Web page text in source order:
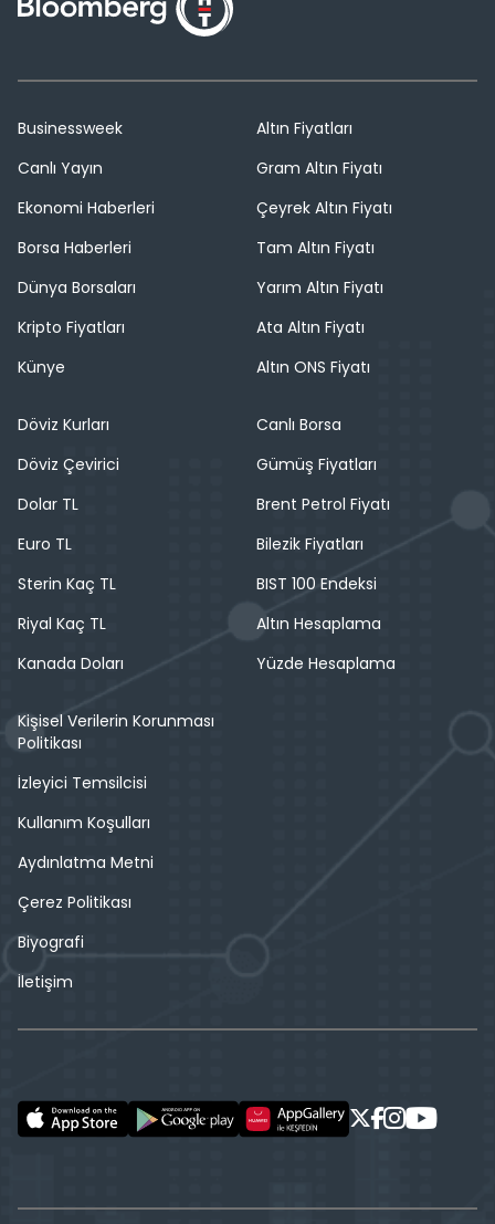
Businessweek
Canlı Yayın
Ekonomi Haberleri
Borsa Haberleri
Dünya Borsaları
Kripto Fiyatları
Künye
Altın Fiyatları
Gram Altın Fiyatı
Çeyrek Altın Fiyatı
Tam Altın Fiyatı
Yarım Altın Fiyatı
Ata Altın Fiyatı
Altın ONS Fiyatı
Döviz Kurları
Döviz Çevirici
Dolar TL
Euro TL
Sterin Kaç TL
Riyal Kaç TL
Kanada Doları
Canlı Borsa
Gümüş Fiyatları
Brent Petrol Fiyatı
Bilezik Fiyatları
BIST 100 Endeksi
Altın Hesaplama
Yüzde Hesaplama
Kişisel Verilerin Korunması
Politikası
İzleyici Temsilcisi
Kullanım Koşulları
Aydınlatma Metni
Çerez Politikası
Biyografi
İletişim